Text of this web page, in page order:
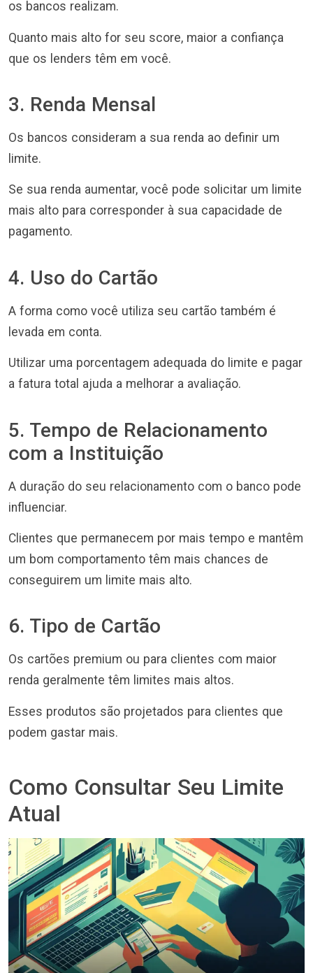
os bancos realizam.
Quanto mais alto for seu score, maior a confiança
que os lenders têm em você.
3. Renda Mensal
Os bancos consideram a sua renda ao definir um
limite.
Se sua renda aumentar, você pode solicitar um limite
mais alto para corresponder à sua capacidade de
pagamento.
4. Uso do Cartão
A forma como você utiliza seu cartão também é
levada em conta.
Utilizar uma porcentagem adequada do limite e pagar
a fatura total ajuda a melhorar a avaliação.
5. Tempo de Relacionamento
com a Instituição
A duração do seu relacionamento com o banco pode
influenciar.
Clientes que permanecem por mais tempo e mantêm
um bom comportamento têm mais chances de
conseguirem um limite mais alto.
6. Tipo de Cartão
Os cartões premium ou para clientes com maior
renda geralmente têm limites mais altos.
Esses produtos são projetados para clientes que
podem gastar mais.
Como Consultar Seu Limite
Atual